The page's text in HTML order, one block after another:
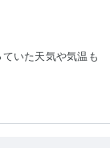
いた天気や気温も